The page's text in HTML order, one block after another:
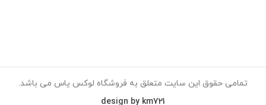
تمامی حقوق این سایت متعلق به فروشگاه لوکس یاس می باشد.
design by km721